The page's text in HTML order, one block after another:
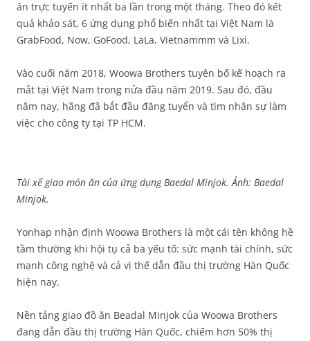
ăn trực tuyến ít nhất ba lần trong một tháng. Theo đó kết
quả khảo sát, 6 ứng dụng phổ biến nhất tại Việt Nam là
GrabFood, Now, GoFood, LaLa, Vietnammm và Lixi.
Vào cuối năm 2018, Woowa Brothers tuyên bố kế hoạch ra
mắt tại Việt Nam trong nửa đầu năm 2019. Sau đó, đầu
năm nay, hãng đã bắt đầu đăng tuyển và tìm nhân sự làm
việc cho công ty tại TP HCM.
Tài xế giao món ăn của ứng dụng Baedal Minjok. Ảnh: Baedal
Minjok.
Yonhap nhận định Woowa Brothers là một cái tên không hề
tầm thường khi hội tụ cả ba yếu tố: sức mạnh tài chính, sức
mạnh công nghệ và cả vị thế dẫn đầu thị trường Hàn Quốc
hiện nay.
Nền tảng giao đồ ăn Beadal Minjok của Woowa Brothers
đang dẫn đầu thị trường Hàn Quốc, chiếm hơn 50% thị